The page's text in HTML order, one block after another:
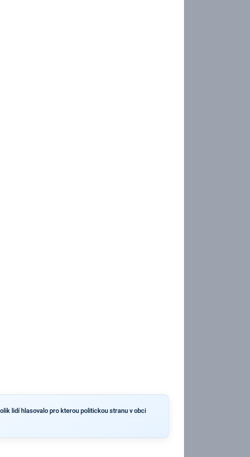
lidí hlasovalo pro kterou politickou stranu v obci